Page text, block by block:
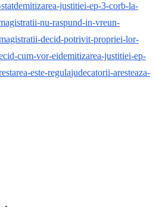
demitizarea-justitiei-ep-3-corb-la-
nu-raspund-in-vreun-
decid-potrivit-propriei-lor-
cum-vor-eidemitizarea-justitiei-ep-
este-regulajudecatorii-aresteaza-